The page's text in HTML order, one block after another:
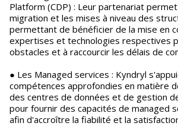
Platform (CDP) : Leur partenariat
migration et les mises à niveau des
permettant de bénéficier de la mise en
expertises et technologies respectives
obstacles et à raccourcir les délais de
● Les Managed services : Kyndryl
compétences approfondies en matière
des centres de données et de gestion
pour fournir des capacités de managed
afin d'accroître la fiabilité et la